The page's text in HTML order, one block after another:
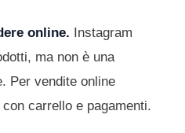
online. Instagram
ma non è una
Per vendite online
carrello e pagamenti.